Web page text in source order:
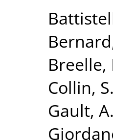
Breelle,
Collin, S.
Gault, A.